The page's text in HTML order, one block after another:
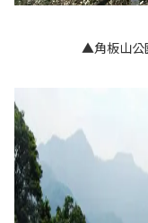
▲角板山公